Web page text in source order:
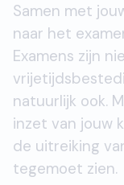
Samen met
naar het
Examens zijn
natuurlijk ook.
inzet van jouw
de uitreiking
tegemoet zien.